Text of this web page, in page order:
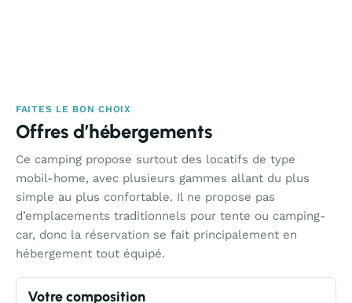
FAITES LE BON CHOIX
Offres d’hébergements
Ce camping propose surtout des locatifs de type
mobil-home, avec plusieurs gammes allant du plus
simple au plus confortable. Il ne propose pas
d’emplacements traditionnels pour tente ou camping-
car, donc la réservation se fait principalement en
hébergement tout équipé.
Votre composition